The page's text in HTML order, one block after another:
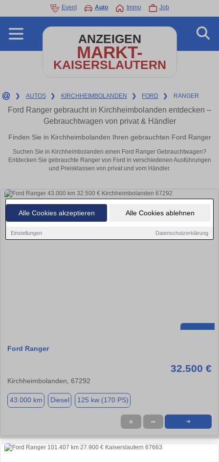
Alle Cookies akzeptieren Alle Cookies ablehnen
Einstellungen Datenschutzerklärung
Event Auto Immo Job
ANZEIGEN
MARKT-
KAISERSLAUTERN
❯ AUTOS ❯ KIRCHHEIMBOLANDEN ❯ FORD ❯ RANGER
Ford Ranger gebraucht in Kirchheimbolanden entdecken –
Gebrauchtwagen von privat & Händler
Finden Sie in Kirchheimbolanden Ihren gebrauchten Ford Ranger
Suchen Sie in Kirchheimbolanden einen Ford Ranger Gebrauchtwagen?
Entdecken Sie gebrauchte Ranger von Ford in verschiedenen Ausführungen
und Preisklassen von privat und vom Händler.
Ford Ranger
32.500 €
Kirchheimbolanden, 67292
43.000 km Diesel 125 kw (170 PS)
★ ➦ ➜